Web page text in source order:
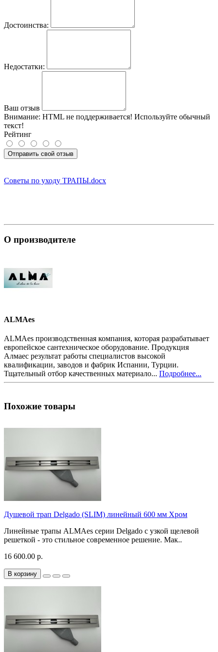
Достоинства:
Недостатки:
Ваш отзыв
Внимание: HTML не поддерживается! Используйте обычный
текст!
Рейтинг
Отправить свой отзыв
Советы по уходу ТРАПЫ.docx
О производителе
ALMAes
ALMAes производственная компания, которая разрабатывает
европейское сантехническое оборудование. Продукция
Алмаес результат работы специалистов высокой
квалификации, заводов и фабрик Испании, Турции.
Тщательный отбор качественных материало... Подробнее...
Похожие товары
Душевой трап Delgado (SLIM) линейный 600 мм Хром
Линейные трапы ALMAes серии Delgado с узкой щелевой
решеткой - это стильное современное решение. Мак..
16 600.00 р.
В корзину